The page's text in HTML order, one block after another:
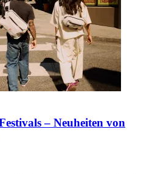
– Neuheiten von